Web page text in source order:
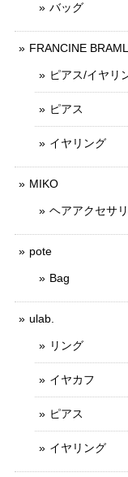
バッグ
FRANCINE
ピアス/イヤリ
ピアス
イヤリング
MIKO
ヘアアクセサ
pote
Bag
ulab.
リング
イヤカフ
ピアス
イヤリング